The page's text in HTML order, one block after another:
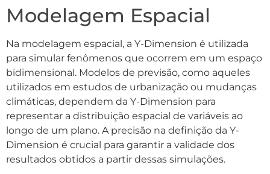
Modelagem Espacial
Na modelagem espacial, a Y-Dimension é utilizada
para simular fenômenos que ocorrem em um espaço
bidimensional. Modelos de previsão, como aqueles
utilizados em estudos de urbanização ou mudanças
climáticas, dependem da Y-Dimension para
representar a distribuição espacial de variáveis ao
longo de um plano. A precisão na definição da Y-
Dimension é crucial para garantir a validade dos
resultados obtidos a partir dessas simulações.